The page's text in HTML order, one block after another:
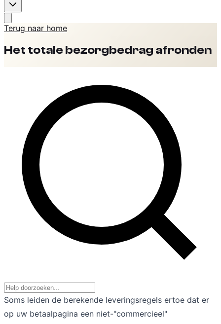
Terug naar home
Het totale bezorgbedrag afronden
Soms leiden de berekende leveringsregels ertoe dat er
op uw betaalpagina een niet-"commercieel"